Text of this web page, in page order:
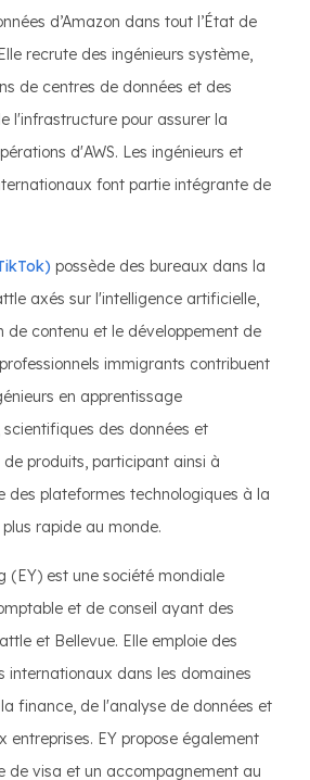
d’Amazon dans tout l’État de
recrute des ingénieurs système,
de centres de données et des
l'infrastructure pour assurer la
d'AWS. Les ingénieurs et
font partie intégrante de
possède des bureaux dans la
axés sur l'intelligence artificielle,
de contenu et le développement de
immigrants contribuent
en apprentissage
des données et
de produits, participant ainsi à
des plateformes technologiques à la
rapide au monde.
(EY) est une société mondiale
et de conseil ayant des
et Bellevue. Elle emploie des
internationaux dans les domaines
finance, de l'analyse de données et
entreprises. EY propose également
de visa et un accompagnement au